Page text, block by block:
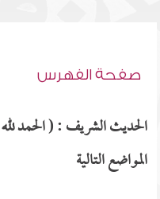
صفحة الفهرس
الحديث الشريف : ( الحمد لله
المواضع التالية